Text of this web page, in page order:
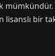
lisanslı bir